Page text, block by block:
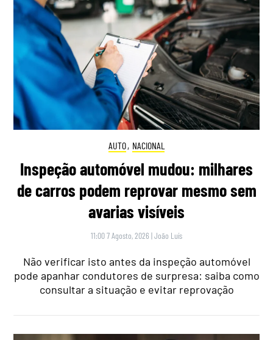
AUTO, NACIONAL
Inspeção automóvel mudou: milhares
de carros podem reprovar mesmo sem
avarias visíveis
11:00 7 Agosto, 2026 |João Luís
Não verificar isto antes da inspeção automóvel
pode apanhar condutores de surpresa: saiba como
consultar a situação e evitar reprovação